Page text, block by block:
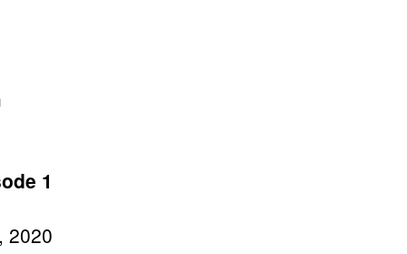
1
2020